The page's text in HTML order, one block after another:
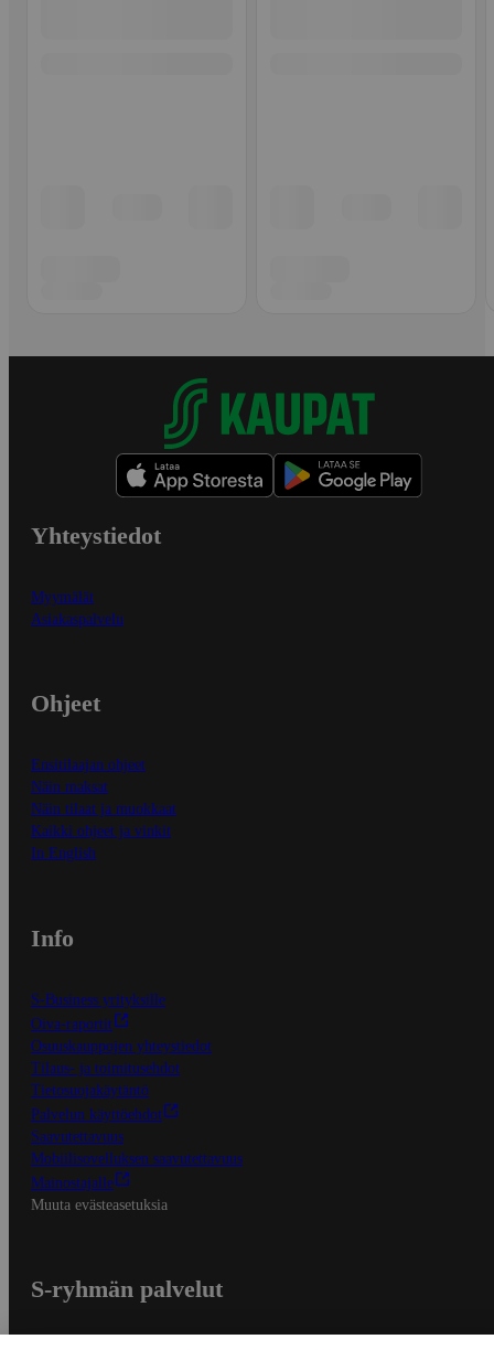
Yhteystiedot
Myymälät
Asiakaspalvelu
Ohjeet
Ensitilaajan ohjeet
Näin maksat
Näin tilaat ja muokkaat
Kaikki ohjeet ja vinkit
In English
Info
S-Business yrityksille
Oiva-raportit
Osuuskauppojen yhteystiedot
Tilaus- ja toimitusehdot
Tietosuojakäytäntö
Palvelun käyttöehdot
Saavutettavuus
Mobiilisovelluksen saavutettavuus
Mainostajalle
Muuta evästeasetuksia
S-ryhmän palvelut